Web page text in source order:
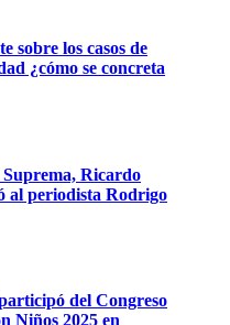
sobre los casos de
¿cómo se concreta
Ricardo
al periodista Rodrigo
del Congreso
Niños 2025 en